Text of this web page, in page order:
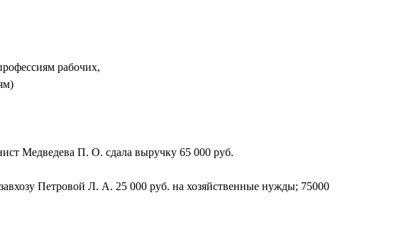
рабочих,
Медведева П. О. сдала выручку 65 000 руб.
Петровой Л. А. 25 000 руб. на хозяйственные нужды; 75000